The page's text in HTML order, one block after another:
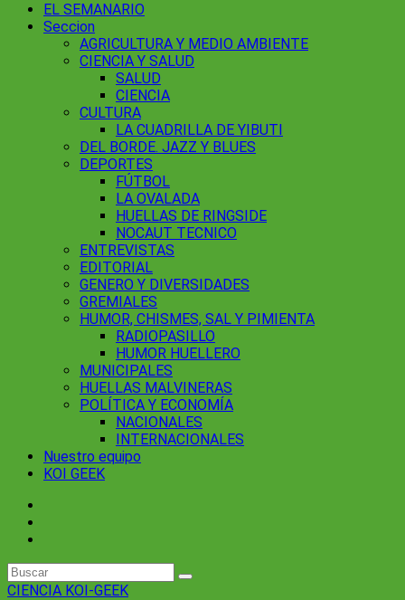
EL SEMANARIO
Seccion
AGRICULTURA Y MEDIO AMBIENTE
CIENCIA Y SALUD
SALUD
CIENCIA
CULTURA
LA CUADRILLA DE YIBUTI
DEL BORDE. JAZZ Y BLUES
DEPORTES
FÚTBOL
LA OVALADA
HUELLAS DE RINGSIDE
NOCAUT TECNICO
ENTREVISTAS
EDITORIAL
GENERO Y DIVERSIDADES
GREMIALES
HUMOR, CHISMES, SAL Y PIMIENTA
RADIOPASILLO
HUMOR HUELLERO
MUNICIPALES
HUELLAS MALVINERAS
POLÍTICA Y ECONOMÍA
NACIONALES
INTERNACIONALES
Nuestro equipo
KOI GEEK
CIENCIA KOI-GEEK